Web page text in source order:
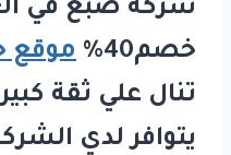
خصم40%
موقع
تنال علي ثقة
يتوافر لدي